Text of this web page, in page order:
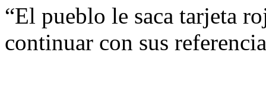
“El pueblo le saca tarjeta
continuar con sus